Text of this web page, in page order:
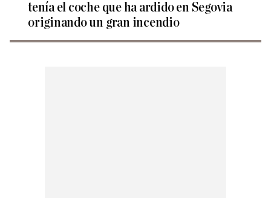
tenía el coche que ha ardido en Segovia
originando un gran incendio